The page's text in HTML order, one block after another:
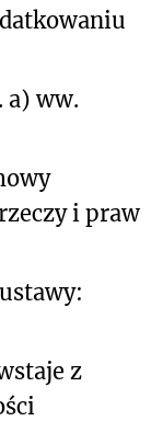
a) ww.
i praw
z